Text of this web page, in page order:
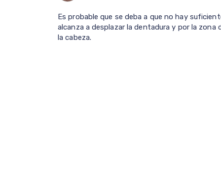
Es probable que se deba a que no hay
alcanza a desplazar la dentadura y por la zona
la cabeza.